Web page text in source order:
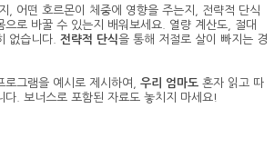
, 어떤 호르몬이 체중에 영향을 주는지, 전략적 단식
으로 바꿀 수 있는지 배워보세요. 열량 계산도, 절대
없습니다. 전략적 단식을 통해 저절로 살이 빠지는 경
그램을 예시로 제시하여, 우리 엄마도 혼자 읽고 따
다. 보너스로 포함된 자료도 놓치지 마세요!